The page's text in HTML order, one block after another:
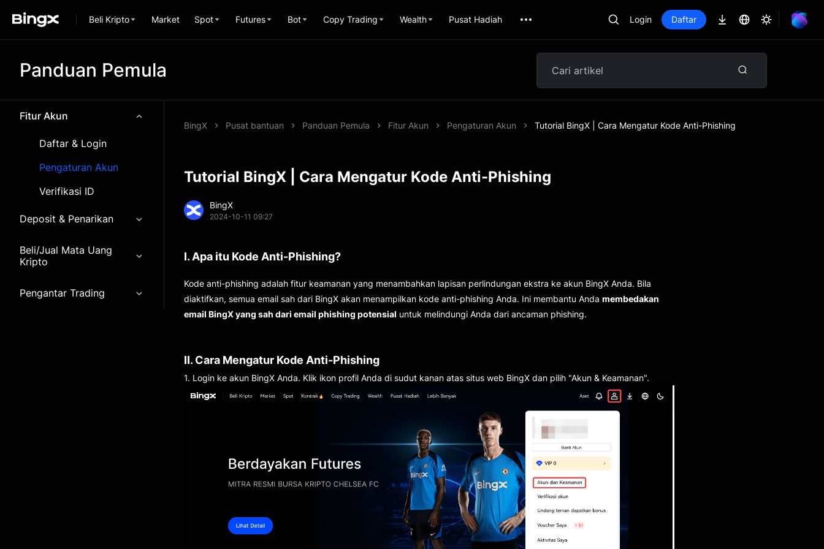
Beli Kripto Market Spot Futures Bot Copy Trading Wealth Pusat Hadiah Login Daftar
Panduan Pemula
Fitur Akun
Daftar & Login
Pengaturan Akun
Verifikasi ID
Deposit & Penarikan
Beli/Jual Mata Uang
Kripto
Pengantar Trading
BingX Pusat bantuan Panduan Pemula Fitur Akun Pengaturan Akun Tutorial BingX | Cara Mengatur Kode Anti-Phishing
Tutorial BingX | Cara Mengatur Kode Anti-Phishing
BingX
2024-10-11 09:27
I. Apa itu Kode Anti-Phishing?
Kode anti-phishing adalah fitur keamanan yang menambahkan lapisan perlindungan ekstra ke akun BingX Anda. Bila
diaktifkan, semua email sah dari BingX akan menampilkan kode anti-phishing Anda. Ini membantu Anda membedakan
email BingX yang sah dari email phishing potensial untuk melindungi Anda dari ancaman phishing.
II. Cara Mengatur Kode Anti-Phishing
1. Login ke akun BingX Anda. Klik ikon profil Anda di sudut kanan atas situs web BingX dan pilih "Akun & Keamanan".